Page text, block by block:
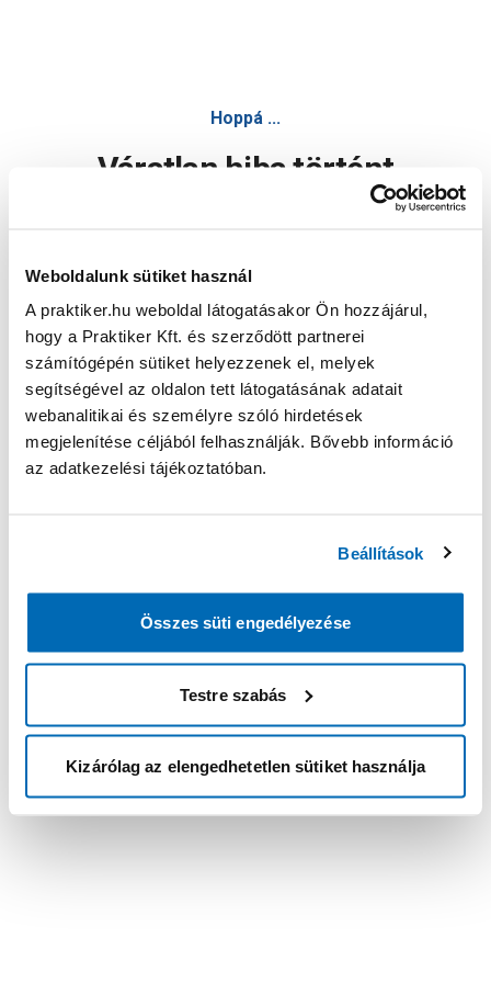
Weboldalunk sütiket használ
A praktiker.hu weboldal látogatásakor Ön hozzájárul,
hogy a Praktiker Kft. és szerződött partnerei
számítógépén sütiket helyezzenek el, melyek
segítségével az oldalon tett látogatásának adatait
webanalitikai és személyre szóló hirdetések
megjelenítése céljából felhasználják. Bővebb információ
az adatkezelési tájékoztatóban.
Beállítások
Összes süti engedélyezése
Testre szabás
Kizárólag az elengedhetetlen sütiket használja
Hoppá ...
Váratlan hiba történt
Oldal újratöltése